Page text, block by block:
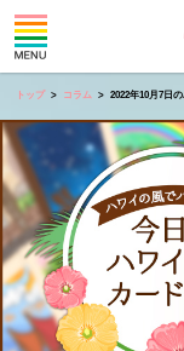
トップ コラム 2022年10月7日